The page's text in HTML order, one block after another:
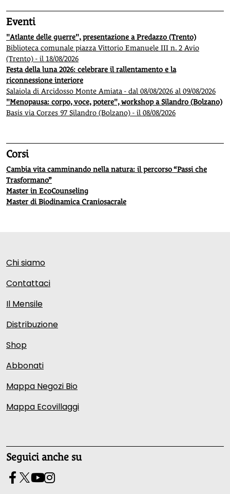
Eventi
"Atlante delle guerre", presentazione a Predazzo (Trento)
Biblioteca comunale piazza Vittorio Emanuele III n. 2 Avio
(Trento) - il 18/08/2026
Festa della luna 2026: celebrare il rallentamento e la
riconnessione interiore
Salaiola di Arcidosso Monte Amiata - dal 08/08/2026 al 09/08/2026
"Menopausa: corpo, voce, potere", workshop a Silandro (Bolzano)
Basis via Corzes 97 Silandro (Bolzano) - il 08/08/2026
Corsi
Cambia vita camminando nella natura: il percorso “Passi che
Trasformano”
Master in EcoCounseling
Master di Biodinamica Craniosacrale
Chi siamo
Contattaci
Il Mensile
Distribuzione
Shop
Abbonati
Mappa Negozi Bio
Mappa Ecovillaggi
Seguici anche su